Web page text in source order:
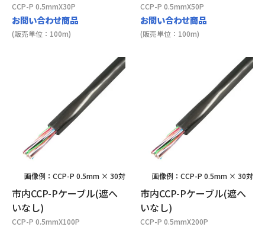
CCP-P 0.5mmX30P
お問い合わせ商品
(販売単位：100m)
CCP-P 0.5mmX50P
お問い合わせ商品
(販売単位：100m)
画像例：CCP-P 0.5mm × 30対
市内CCP-Pケーブル(遮へ
いなし)
CCP-P 0.5mmX100P
画像例：CCP-P 0.5mm × 30対
市内CCP-Pケーブル(遮へ
いなし)
CCP-P 0.5mmX200P